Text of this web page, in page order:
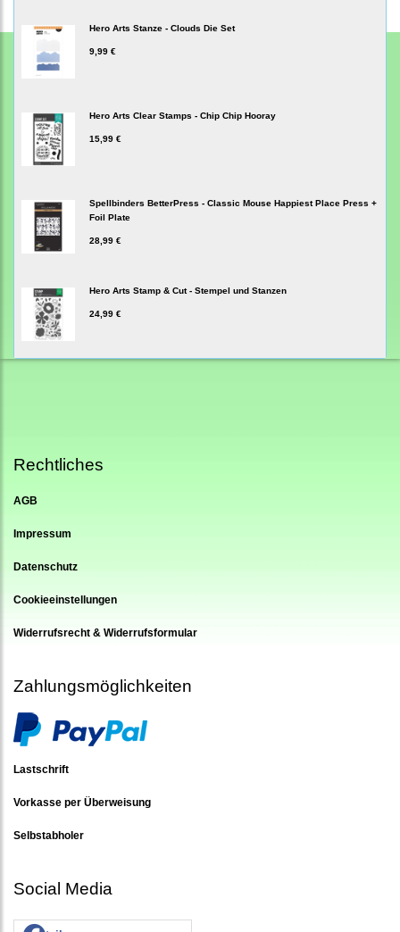
Hero Arts Stanze - Clouds Die Set
9,99 €
Hero Arts Clear Stamps - Chip Chip Hooray
15,99 €
Spellbinders BetterPress - Classic Mouse Happiest Place Press +
Foil Plate
28,99 €
Hero Arts Stamp & Cut - Stempel und Stanzen
24,99 €
Rechtliches
AGB
Impressum
Datenschutz
Cookieeinstellungen
Widerrufsrecht & Widerrufsformular
Zahlungsmöglichkeiten
Lastschrift
Vorkasse per Überweisung
Selbstabholer
Social Media